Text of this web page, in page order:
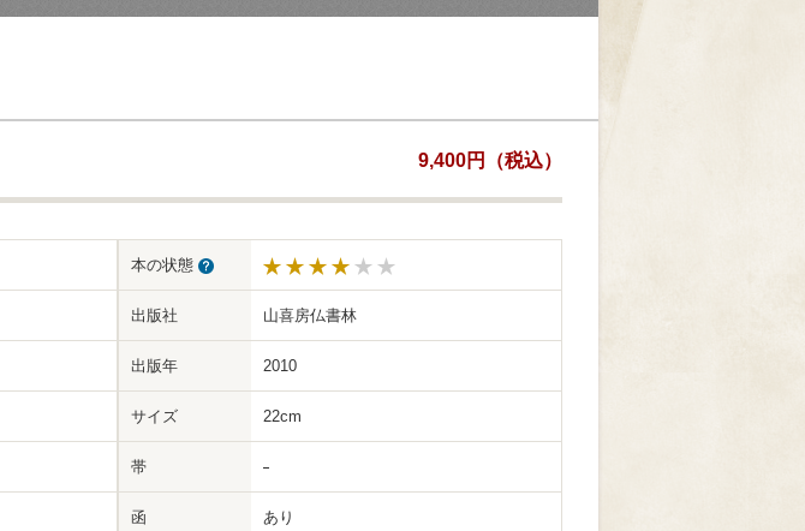
9,400円（税込）
本の状態
出版社 山喜房仏書林
出版年 2010
サイズ 22cm
帯
函 あり